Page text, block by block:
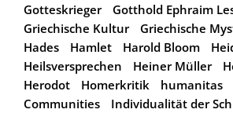
Gotteskrieger
Gotthold Ephraim
Griechische Kultur
Griechische
Hades
Hamlet Harold Bloom
Heilsversprechen
Heiner Müller
Herodot
Homerkritik humanitas
Communities
Individualität der